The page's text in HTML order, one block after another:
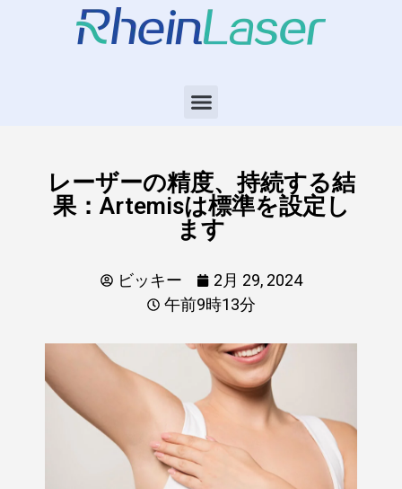
レーザーの精度、持続する結
果：Artemisは標準を設定し
ます
ビッキー
2月 29, 2024
午前9時13分